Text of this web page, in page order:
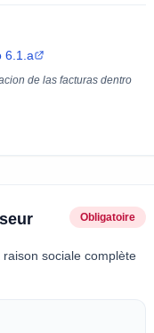
6.1.a
de las facturas dentro
Obligatoire
sociale complète